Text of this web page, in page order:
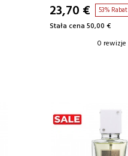
23,70 € 53% Rabat
Stała cena 50,00 €
0 rewizje